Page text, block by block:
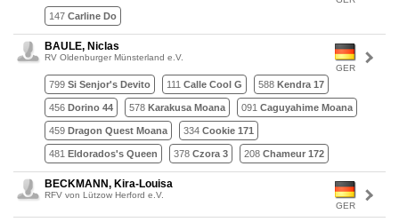
147 Carline Do
GER
BAULE, Niclas
RV Oldenburger Münsterland e.V.
799 Si Senjor's Devito 111 Calle Cool G 588 Kendra 17
456 Dorino 44 578 Karakusa Moana 091 Caguyahime Moana
459 Dragon Quest Moana 334 Cookie 171
481 Eldorados's Queen 378 Czora 3 208 Chameur 172
GER
BECKMANN, Kira-Louisa
RFV von Lützow Herford e.V.